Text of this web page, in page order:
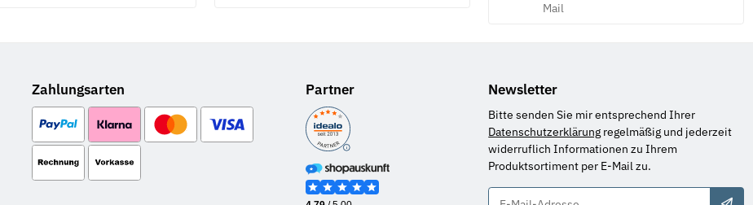
Mail
Zahlungsarten Partner Newsletter
Bitte senden Sie mir entsprechend Ihrer
Datenschutzerklärung regelmäßig und jederzeit
widerruflich Informationen zu Ihrem
Produktsortiment per E-Mail zu.